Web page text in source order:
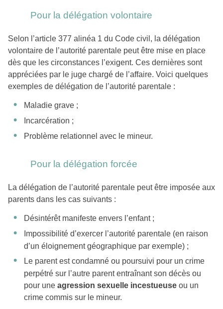
Pour la délégation volontaire
Selon l’article 377 alinéa 1 du Code civil, la délégation
volontaire de l’autorité parentale peut être mise en place
dès que les circonstances l’exigent. Ces dernières sont
appréciées par le juge chargé de l’affaire. Voici quelques
exemples de délégation de l’autorité parentale :
Maladie grave ;
Incarcération ;
Problème relationnel avec le mineur.
Pour la délégation forcée
La délégation de l’autorité parentale peut être imposée aux
parents dans les cas suivants :
Désintérêt manifeste envers l’enfant ;
Impossibilité d’exercer l’autorité parentale (en raison
d’un éloignement géographique par exemple) ;
Le parent est condamné ou poursuivi pour un crime
perpétré sur l’autre parent entraînant son décès ou
pour une agression sexuelle incestueuse ou un
crime commis sur le mineur.